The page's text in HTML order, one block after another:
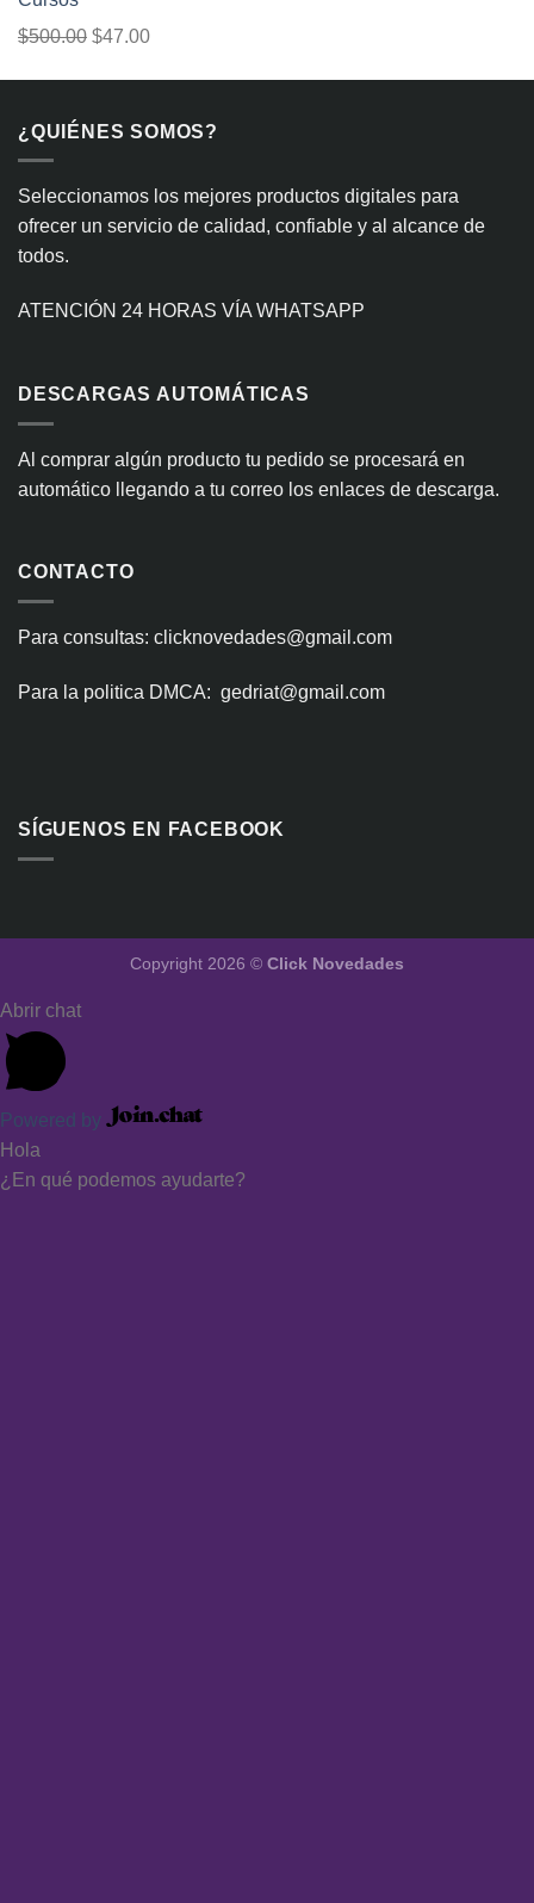
$300.00.
$500.00 El
era:
$47.00El
es:
¿QUIÉNES SOMOS?
Seleccionamos los mejores productos digitales para
ofrecer un servicio de calidad, confiable y al alcance de
todos.
ATENCIÓN 24 HORAS VÍA WHATSAPP
DESCARGAS AUTOMÁTICAS
Al comprar algún producto tu pedido se procesará en
automático llegando a tu correo los enlaces de descarga.
CONTACTO
Para consultas: clicknovedades@gmail.com
Para la politica DMCA: gedriat@gmail.com
SÍGUENOS EN FACEBOOK
Copyright 2026 © Click Novedades
Abrir chat
Powered by
Hola
¿En qué podemos ayudarte?